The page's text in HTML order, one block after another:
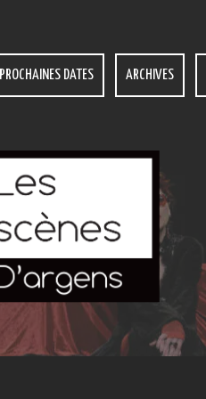
PROCHAINES DATES ARCHIVES